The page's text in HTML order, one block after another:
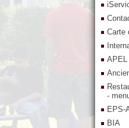
Carte
APEL
-
EPS-
BIA